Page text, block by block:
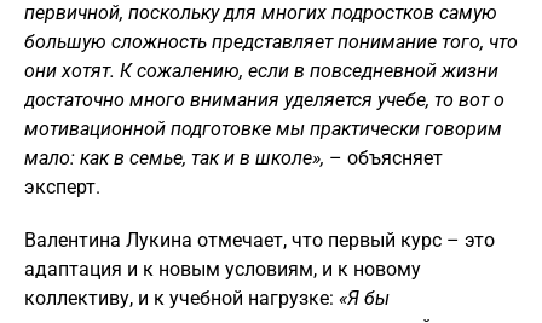
первичной, поскольку для многих подростков самую
большую сложность представляет понимание того, что
они хотят. К сожалению, если в повседневной жизни
достаточно много внимания уделяется учебе, то вот о
мотивационной подготовке мы практически говорим
мало: как в семье, так и в школе», – объясняет
эксперт.
Валентина Лукина отмечает, что первый курс – это
адаптация и к новым условиям, и к новому
коллективу, и к учебной нагрузке: «Я бы